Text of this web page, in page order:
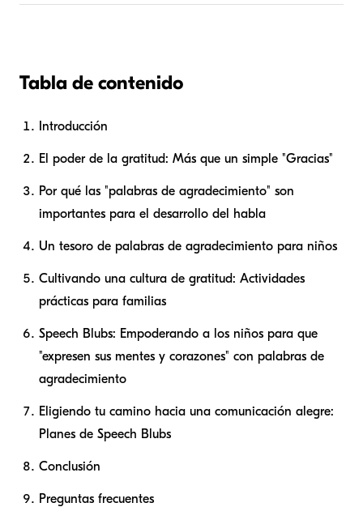
Tabla de contenido
Introducción
El poder de la gratitud: Más que un simple "Gracias"
Por qué las "palabras de agradecimiento" son
importantes para el desarrollo del habla
Un tesoro de palabras de agradecimiento para niños
Cultivando una cultura de gratitud: Actividades
prácticas para familias
Speech Blubs: Empoderando a los niños para que
"expresen sus mentes y corazones" con palabras de
agradecimiento
Eligiendo tu camino hacia una comunicación alegre:
Planes de Speech Blubs
Conclusión
Preguntas frecuentes